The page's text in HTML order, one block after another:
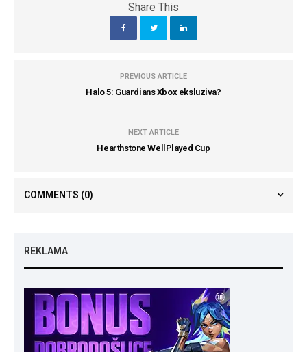
Share This
PREVIOUS ARTICLE
Halo 5: Guardians Xbox eksluziva?
NEXT ARTICLE
Hearthstone WellPlayed Cup
COMMENTS (0)
REKLAMA